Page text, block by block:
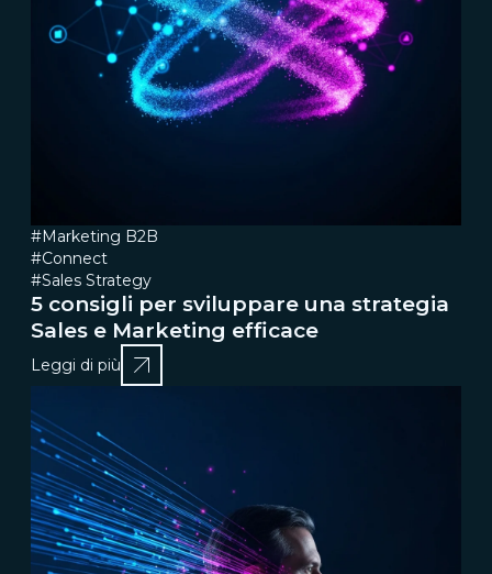
#Marketing B2B
#Connect
#Sales Strategy
5 consigli per sviluppare una strategia
Sales e Marketing efficace
Leggi di più